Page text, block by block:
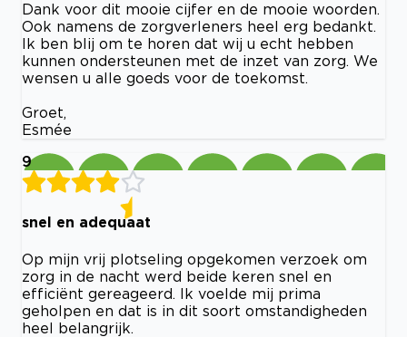
Dank voor dit mooie cijfer en de mooie woorden.
Ook namens de zorgverleners heel erg bedankt.
Ik ben blij om te horen dat wij u echt hebben
kunnen ondersteunen met de inzet van zorg. We
wensen u alle goeds voor de toekomst.
Groet,
Esmée
9
snel en adequaat
Op mijn vrij plotseling opgekomen verzoek om
zorg in de nacht werd beide keren snel en
efficiënt gereageerd. Ik voelde mij prima
geholpen en dat is in dit soort omstandigheden
heel belangrijk.